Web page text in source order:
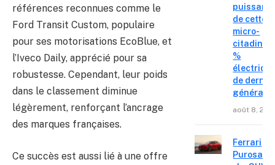
références reconnues comme le
Ford Transit Custom, populaire
pour ses motorisations EcoBlue, et
l’Iveco Daily, apprécié pour sa
robustesse. Cependant, leur poids
dans le classement diminue
légèrement, renforçant l’ancrage
des marques françaises.
Ce succès est aussi lié à une offre
de cette
micro-
citadine
%
de
août 8,
Ferrari